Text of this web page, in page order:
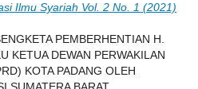
Ilmu Syariah Vol. 2 No. 1 (2021)
PEMBERHENTIAN H.
KETUA DEWAN PERWAKILAN
KOTA PADANG OLEH